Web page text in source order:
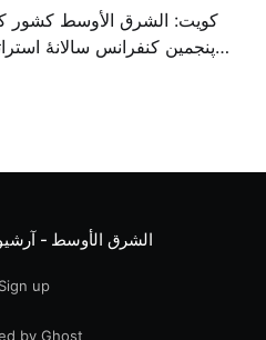
کویت: الشرق الأوسط کشور
پنجمین کنفرانس سالانهٔ
متخصص از شرکت‌های
الشرق الأوسط -
Sign up
by Ghost